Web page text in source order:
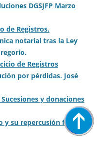
DGSJFP Marzo
de Registros.
notarial tras la Ley
de Registros
por pérdidas. José
Sucesiones y donaciones
y su repercusión fiscal